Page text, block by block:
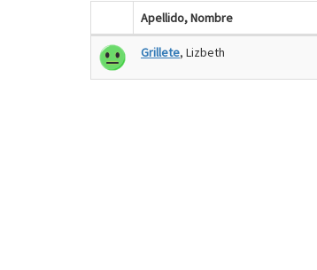
Apellido, Nombre
Grillete, Lizbeth